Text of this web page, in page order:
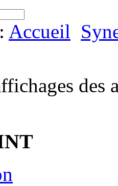
Accueil
des